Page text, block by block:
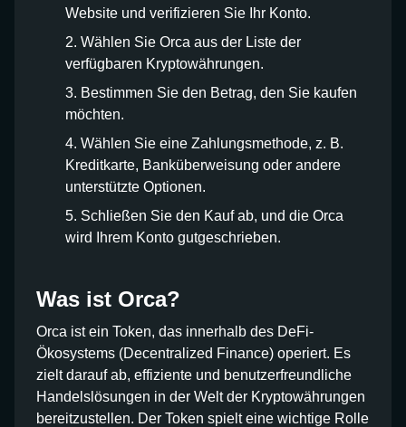
Website und verifizieren Sie Ihr Konto.
Wählen Sie Orca aus der Liste der
verfügbaren Kryptowährungen.
Bestimmen Sie den Betrag, den Sie kaufen
möchten.
Wählen Sie eine Zahlungsmethode, z. B.
Kreditkarte, Banküberweisung oder andere
unterstützte Optionen.
Schließen Sie den Kauf ab, und die Orca
wird Ihrem Konto gutgeschrieben.
Was ist Orca?
Orca ist ein Token, das innerhalb des DeFi-
Ökosystems (Decentralized Finance) operiert. Es
zielt darauf ab, effiziente und benutzerfreundliche
Handelslösungen in der Welt der Kryptowährungen
bereitzustellen. Der Token spielt eine wichtige Rolle